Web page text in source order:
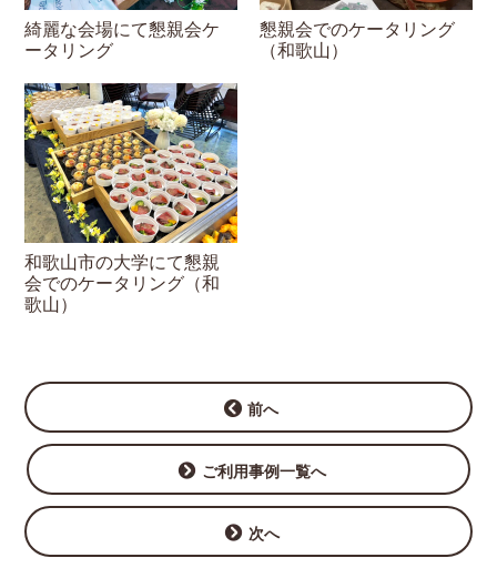
綺麗な会場にて懇親会ケ
ータリング
懇親会でのケータリング
（和歌山）
和歌山市の大学にて懇親
会でのケータリング（和
歌山）
前へ
ご利用事例一覧へ
次へ